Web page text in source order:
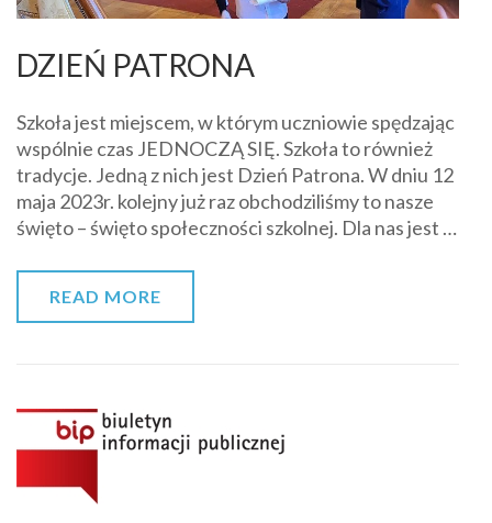
DZIEŃ PATRONA
Szkoła jest miejscem, w którym uczniowie spędzając
wspólnie czas JEDNOCZĄ SIĘ. Szkoła to również
tradycje. Jedną z nich jest Dzień Patrona. W dniu 12
maja 2023r. kolejny już raz obchodziliśmy to nasze
święto – święto społeczności szkolnej. Dla nas jest …
READ MORE